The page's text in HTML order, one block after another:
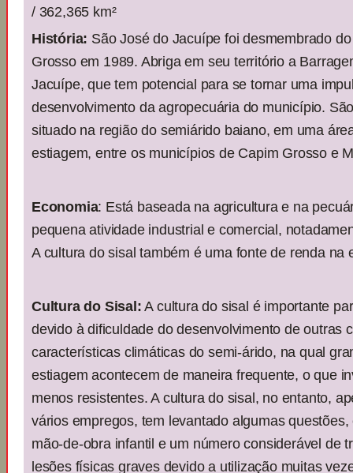
/ 362,365 km²
História: São José do Jacuípe foi desmembrado
Grosso em 1989. Abriga em seu território a
Jacuípe, que tem potencial para se tornar uma
desenvolvimento da agropecuária do município.
situado na região do semiárido baiano, em uma
estiagem, entre os municípios de Capim Grosso e
Economia: Está baseada na agricultura e na
pequena atividade industrial e comercial,
A cultura do sisal também é uma fonte de renda na
Cultura do Sisal:A cultura do sisal é importante
devido à dificuldade do desenvolvimento de outras
características climáticas do semi-árido, na qual
estiagem acontecem de maneira frequente, o que
menos resistentes. A cultura do sisal, no entanto,
vários empregos, tem levantado algumas
mão-de-obra infantil e um número considerável de
lesões físicas graves devido a utilização muitas